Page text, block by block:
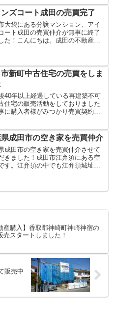
不動産を売買する前には必ず物件
＋役所調査を！不...
ズコート成田の売買完了
大袋にある分譲マンション、アイ
ート成田の売買仲介が無事に終了
た！こんにちは。成田の不動産
田は成田市大袋にある分...
新町中古住宅の売買をしま
40年以上経過している再建築不可
住宅の販売活動をしておりました
に購入者様がみつかり売買契約手
ンク（株）の川邉です。2カ月くら
このブログでも成...
成田市の空き家を売買仲介
成田市の空き家を売買仲介させて
きました！成田市江弁須にある空
す。江弁須の中でも江弁須城址に
産購入】香取郡神崎町神崎神宿の
売スタートしました！
販売中